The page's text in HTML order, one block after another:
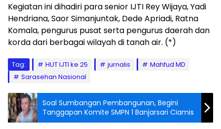
Kegiatan ini dihadiri para senior IJTI Rey Wijaya, Yadi
Hendriana, Saor Simanjuntak, Dede Apriadi, Ratna
Komala, pengurus pusat serta pengurus daerah dan
korda dari berbagai wilayah di tanah air. (*)
Tag: HUT IJTI ke 25 jurnalis
Mahfud MD
Sarasehan Nasional
Soal Sumbangan Pembangunan, Begini
Tanggapan Komite SMPN 1 Banjarsari Ciamis